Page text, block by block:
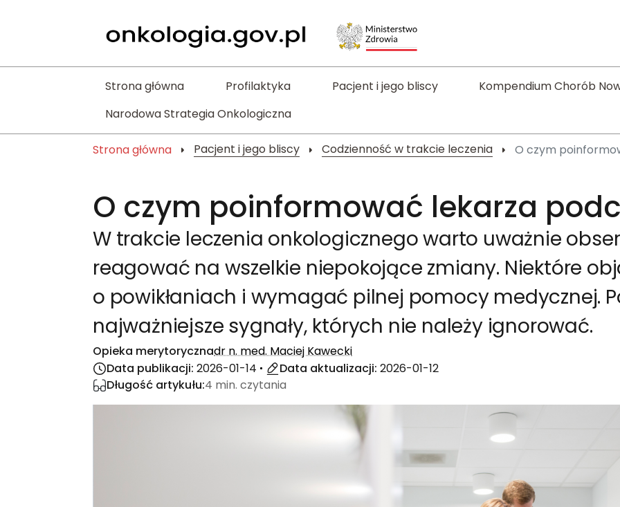
Strona główna Profilaktyka Pacjent i jego bliscy
Kompendium Chorób
Narodowa Strategia Onkologiczna
Strona główna Pacjent i jego bliscy Codzienność w trakcie leczenia O czym
O czym poinformować lekarza
W trakcie leczenia onkologicznego warto uważnie
reagować na wszelkie niepokojące zmiany. Niektóre
o powikłaniach i wymagać pilnej pomocy medycznej.
najważniejsze sygnały, których nie należy ignorować.
Opieka merytorycznadr n. med. Maciej Kawecki
Data publikacji: 2026-01-14 Data aktualizacji: 2026-01-12
Długość artykułu:4 min. czytania